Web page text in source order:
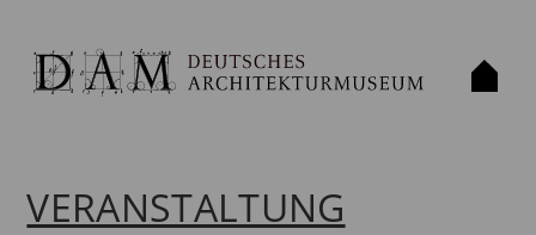
VERANSTALTUNG